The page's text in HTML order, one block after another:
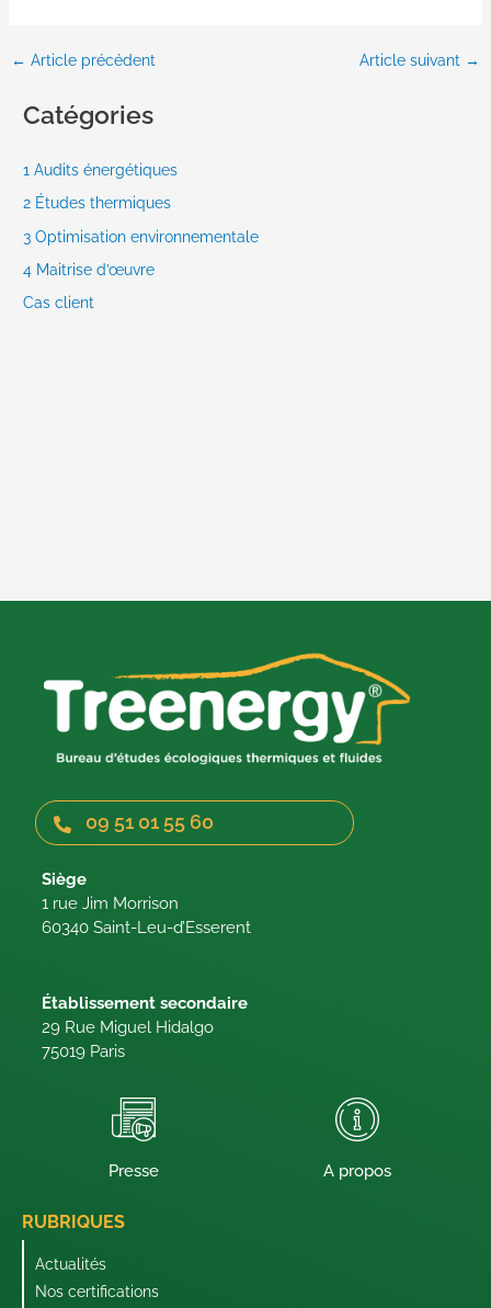
← Article précédent Article suivant →
Catégories
1 Audits énergétiques
2 Études thermiques
3 Optimisation environnementale
4 Maitrise d’œuvre
Cas client
09 51 01 55 60
Siège
1 rue Jim Morrison
60340 Saint-Leu-d’Esserent
Établissement secondaire
29 Rue Miguel Hidalgo
75019 Paris
Presse A propos
RUBRIQUES
Actualités
Nos certifications